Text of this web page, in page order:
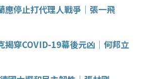
應停止打代理人戰爭│張一飛
揭穿COVID-19幕後元凶│何邦立